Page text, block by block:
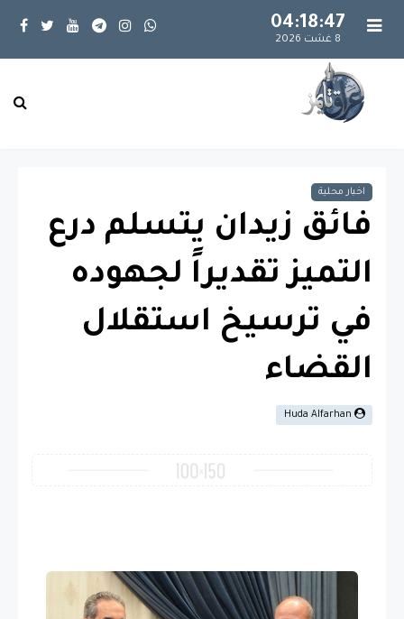
04:18:48
8 غشت 2026
اخبار محلية
فائق زيدان يتسلم درع
التميز تقديراً لجهوده
في ترسيخ استقلال
القضاء
Huda Alfarhan